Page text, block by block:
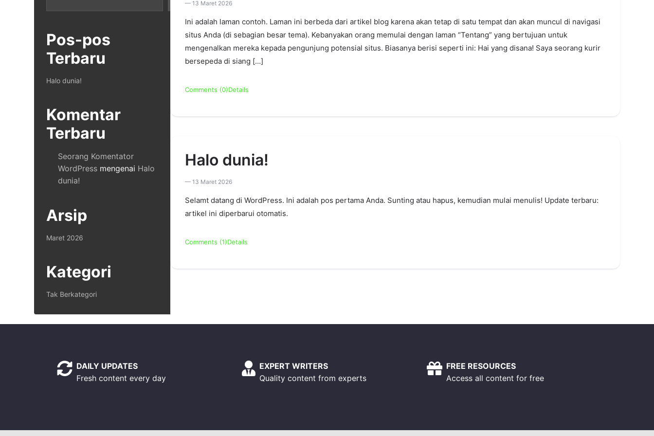
Pos-pos
Terbaru
Halo dunia!
Komentar
Terbaru
Seorang Komentator
WordPress mengenai Halo
dunia!
Arsip
Maret 2026
Kategori
Tak Berkategori
— 13 Maret 2026
Ini adalah laman contoh. Laman ini berbeda dari artikel blog karena akan tetap di satu tempat dan akan muncul di navigasi
situs Anda (di sebagian besar tema). Kebanyakan orang memulai dengan laman “Tentang” yang bertujuan untuk
mengenalkan mereka kepada pengunjung potensial situs. Biasanya berisi seperti ini: Hai yang disana! Saya seorang kurir
bersepeda di siang […]
Comments (0)Details
Halo dunia!
— 13 Maret 2026
Selamt datang di WordPress. Ini adalah pos pertama Anda. Sunting atau hapus, kemudian mulai menulis! Update terbaru:
artikel ini diperbarui otomatis.
Comments (1)Details
DAILY UPDATES
Fresh content every day
EXPERT WRITERS
Quality content from experts
FREE RESOURCES
Access all content for free